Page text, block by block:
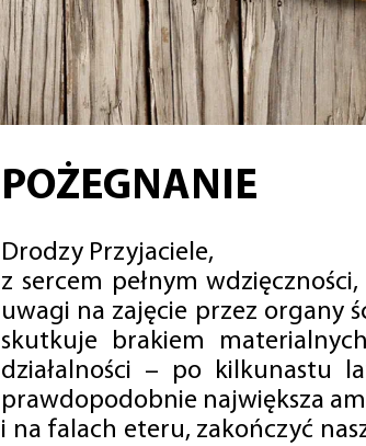
POŻEGNANIE
Drodzy Przyjaciele,
z sercem pełnym
uwagi na zajęcie przez organy
skutkuje brakiem
działalności – po kilkunastu
prawdopodobnie największa
i na falach eteru, zakończyć